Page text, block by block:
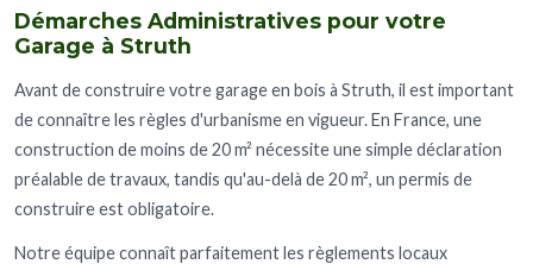
Démarches Administratives pour votre
Garage à Struth
Avant de construire votre garage en bois à Struth, il est important
de connaître les règles d'urbanisme en vigueur. En France, une
construction de moins de 20 m² nécessite une simple déclaration
préalable de travaux, tandis qu'au-delà de 20 m², un permis de
construire est obligatoire.
Notre équipe connaît parfaitement les règlements locaux